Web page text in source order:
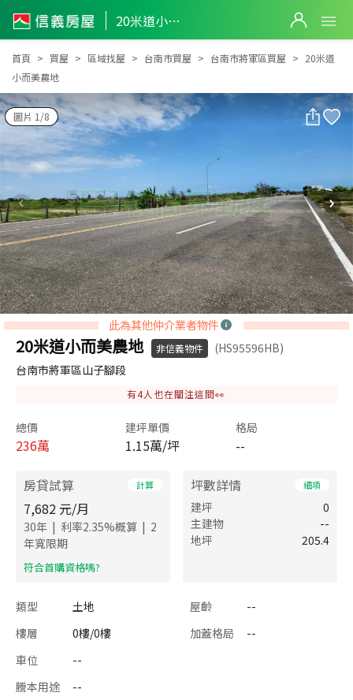
20米道小而美農地
20米道小而美農地
首頁 買屋 區域找屋 台南市買屋 台南市將軍區買屋
20米道
小而美農地
圖片 1/8
此為其他仲介業者物件
20米道小而美農地 非信義物件
(HS95596HB)
台南市將軍區山子腳段
有4人也在關注這間👀
總價
236萬
建坪單價
1.15萬/坪
格局
--
房貸試算 計算
7,682 元/月
30年 | 利率2.35%概算 | 2
年寬限期
​符合首購資格嗎?
坪數詳情 細項
建坪
0
主建物
--
地坪
205.4
類型 土地 屋齡
--
樓層
0樓/0樓 加蓋格局
--
車位
--
謄本用途
--